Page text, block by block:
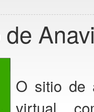
O sitio de
virtual,